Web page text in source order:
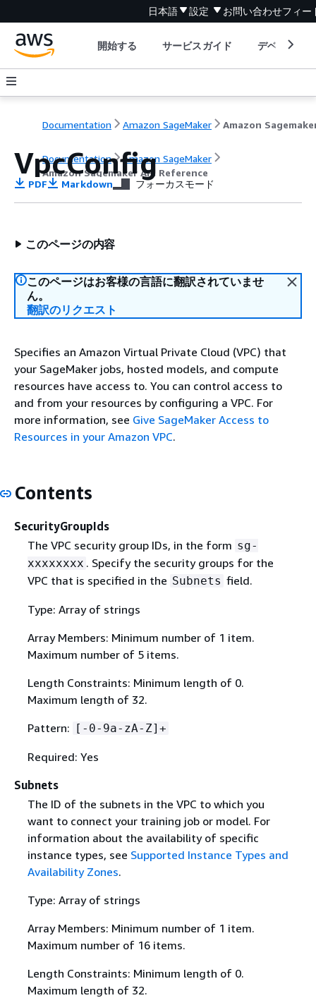
日本語 設定 お問い合わせフィー
開始する サービスガイド デベロッパ
Documentation Amazon SageMaker
Documentation
Amazon SageMaker
Amazon Sagemaker API Reference
VpcConfig
PDF Markdown フォーカスモード
このページの内容
このページはお客様の言語に翻訳されていませ
ん。
翻訳のリクエスト
Specifies an Amazon Virtual Private Cloud (VPC) that
your SageMaker jobs, hosted models, and compute
resources have access to. You can control access to
and from your resources by configuring a VPC. For
more information, see Give SageMaker Access to
Resources in your Amazon VPC.
Contents
SecurityGroupIds
The VPC security group IDs, in the form sg-
xxxxxxxx . Specify the security groups for the
VPC that is specified in the Subnets field.
Type: Array of strings
Array Members: Minimum number of 1 item.
Maximum number of 5 items.
Length Constraints: Minimum length of 0.
Maximum length of 32.
Pattern: [-0-9a-zA-Z]+
Required: Yes
Subnets
The ID of the subnets in the VPC to which you
want to connect your training job or model. For
information about the availability of specific
instance types, see Supported Instance Types and
Availability Zones.
Type: Array of strings
Array Members: Minimum number of 1 item.
Maximum number of 16 items.
Length Constraints: Minimum length of 0.
Maximum length of 32.